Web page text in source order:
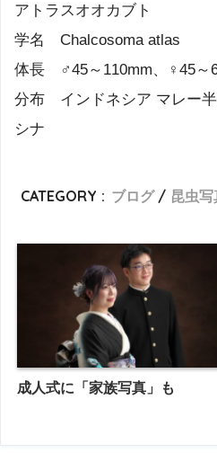
アトラスオオカブト
学名 Chalcosoma atlas
体長 ♂45～110mm、♀45～
分布 インドネシア マレー
シナ
CATEGORY : ブログ 昆虫写
成人式に「家族写真」も